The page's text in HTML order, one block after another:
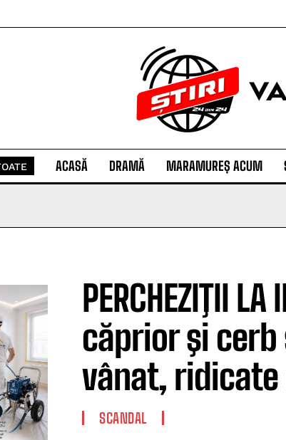
ACASĂ DRAMĂ MARAMUREȘ ACUM
PERCHEZIŢII
căprior şi
vânat,
SCANDAL